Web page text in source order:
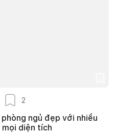
2
ngủ đẹp với nhiều
diện tích